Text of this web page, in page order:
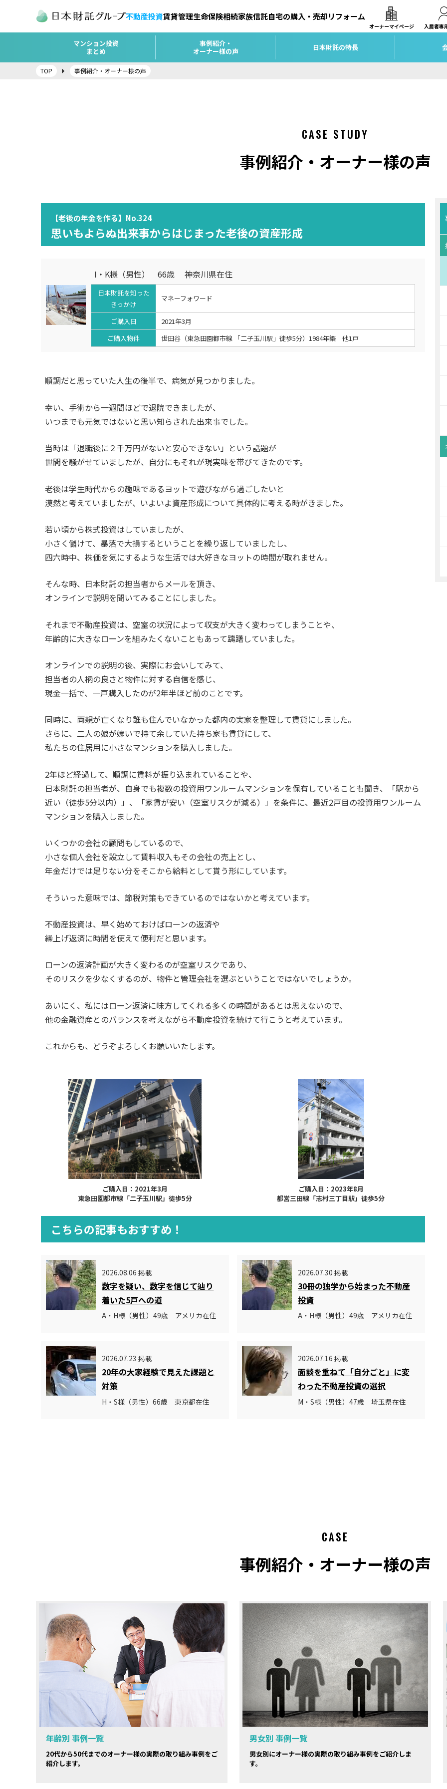
不動産投資賃貸管理生命保険相続家族信託自宅の購入・売却リフォーム
オーナーマイページ 入居者専
マンション投資
まとめ
事例紹介・
オーナー様の声
日本財託の特長
TOP 事例紹介・オーナー様の声
CASE STUDY
事例紹介・オーナー様の声
【老後の年金を作る】No.324
思いもよらぬ出来事からはじまった老後の資産形成
I・K様（男性） 66歳 神奈川県在住
日本財託を知った
きっかけ
マネーフォワード
ご購入日
2021年3月
ご購入物件
世田谷（東急田園都市線 「二子玉川駅」徒歩5分）1984年築 他1戸
順調だと思っていた人生の後半で、病気が見つかりました。
幸い、手術から一週間ほどで退院できましたが、
いつまでも元気ではないと思い知らされた出来事でした。
当時は「退職後に２千万円がないと安心できない」という話題が
世間を騒がせていましたが、自分にもそれが現実味を帯びてきたのです。
老後は学生時代からの趣味であるヨットで遊びながら過ごしたいと
漠然と考えていましたが、いよいよ資産形成について具体的に考える時がきました。
若い頃から株式投資はしていましたが、
小さく儲けて、暴落で大損するということを繰り返していましたし、
四六時中、株価を気にするような生活では大好きなヨットの時間が取れません。
そんな時、日本財託の担当者からメールを頂き、
オンラインで説明を聞いてみることにしました。
それまで不動産投資は、空室の状況によって収支が大きく変わってしまうことや、
年齢的に大きなローンを組みたくないこともあって躊躇していました。
オンラインでの説明の後、実際にお会いしてみて、
担当者の人柄の良さと物件に対する自信を感じ、
現金一括で、一戸購入したのが2年半ほど前のことです。
同時に、両親が亡くなり誰も住んでいなかった都内の実家を整理して賃貸にしました。
さらに、二人の娘が嫁いで持て余していた持ち家も賃貸にして、
私たちの住居用に小さなマンションを購入しました。
2年ほど経過して、順調に賃料が振り込まれていることや、
日本財託の担当者が、自身でも複数の投資用ワンルームマンションを保有していることも聞き、「駅から
近い（徒歩5分以内）」、「家賃が安い（空室リスクが減る）」を条件に、最近2戸目の投資用ワンルーム
マンションを購入しました。
いくつかの会社の顧問もしているので、
小さな個人会社を設立して賃料収入もその会社の売上とし、
年金だけでは足りない分をそこから給料として貰う形にしています。
そういった意味では、節税対策もできているのではないかと考えています。
不動産投資は、早く始めておけばローンの返済や
繰上げ返済に時間を使えて便利だと思います。
ローンの返済計画が大きく変わるのが空室リスクであり、
そのリスクを少なくするのが、物件と管理会社を選ぶということではないでしょうか。
あいにく、私にはローン返済に味方してくれる多くの時間があるとは思えないので、
他の金融資産とのバランスを考えながら不動産投資を続けて行こうと考えています。
これからも、どうぞよろしくお願いいたします。
ご購入日：2021年3月
東急田園都市線「二子玉川駅」徒歩5分
ご購入日：2023年8月
都営三田線「志村三丁目駅」徒歩5分
こちらの記事もおすすめ！
2026.08.06 掲載
数字を疑い、数字を信じて辿り
着いた5戸への道
A・H様（男性）49歳 アメリカ在住
2026.07.30 掲載
30冊の独学から始まった不動産
投資
A・H様（男性）49歳 アメリカ在住
2026.07.23 掲載
20年の大家経験で見えた課題と
対策
H・S様（男性）66歳 東京都在住
2026.07.16 掲載
面談を重ねて「自分ごと」に変
わった不動産投資の選択
M・S様（男性）47歳 埼玉県在住
CASE
事例紹介・オーナー様の声
年齢別 事例一覧
20代から50代までのオーナー様の実際の取り組み事例をご
紹介します。
男女別 事例一覧
男女別にオーナー様の実際の取り組み事例をご紹介しま
す。